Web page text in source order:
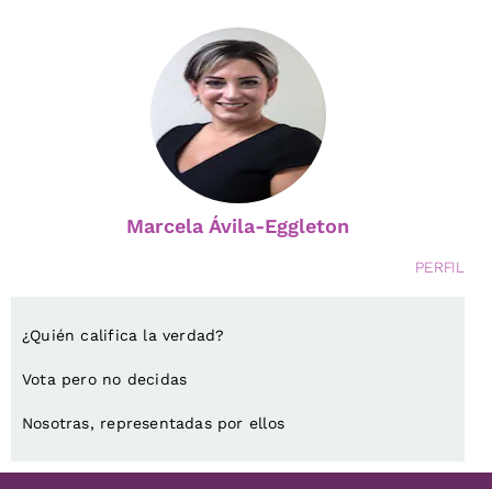
Marcela Ávila-Eggleton
PERFIL
¿Quién califica la verdad?
Vota pero no decidas
Nosotras, representadas por ellos